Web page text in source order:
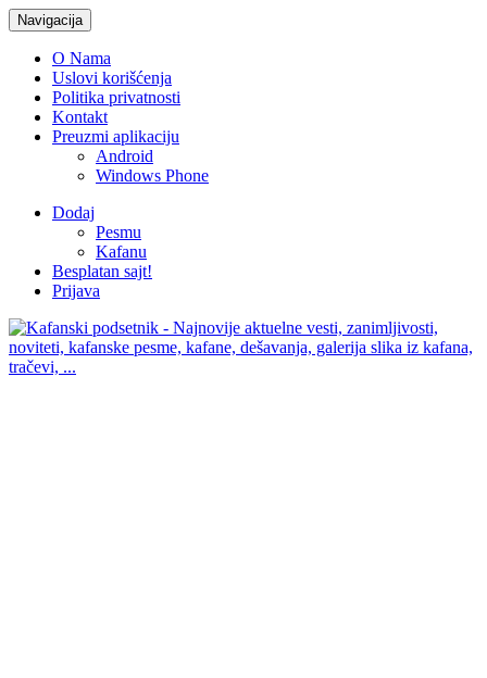
Navigacija
O Nama
Uslovi korišćenja
Politika privatnosti
Kontakt
Preuzmi aplikaciju
Android
Windows Phone
Dodaj
Pesmu
Kafanu
Besplatan sajt!
Prijava